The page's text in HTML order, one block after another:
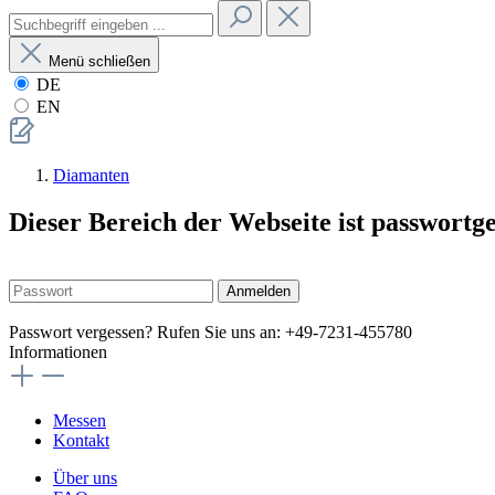
Menü schließen
DE
EN
Diamanten
Dieser Bereich der Webseite ist
Anmelden
Passwort vergessen? Rufen Sie uns an: +49-7231-455780
Informationen
Messen
Kontakt
Über uns